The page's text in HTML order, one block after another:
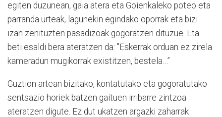
egiten duzunean, gaia atera eta Goienkaleko poteo eta
parranda urteak, lagunekin egindako oporrak eta bizi
izan zenituzten pasadizoak gogoratzen dituzue. Eta
beti esaldi bera ateratzen da: "Eskerrak orduan ez zirela
kameradun mugikorrak existitzen, bestela…”
Guztion artean bizitako, kontatutako eta gogoratutako
sentsazio horiek batzen gaituen irribarre zintzoa
ateratzen digute. Ez dut ukatzen argazki zaharrak